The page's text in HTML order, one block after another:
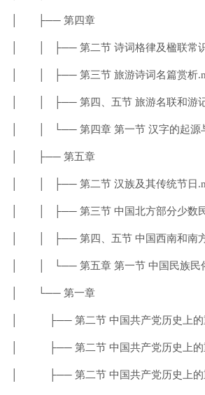
│ ├── 第四章
│ │ ├── 第二节 诗词格律及楹联常
│ │ ├── 第三节 旅游诗词名篇赏析
│ │ ├── 第四、五节 旅游名联和游记
│ │ └── 第四章 第一节 汉字的起源
│ ├── 第五章
│ │ ├── 第二节 汉族及其传统节日
│ │ ├── 第三节 中国北方部分少数
│ │ ├── 第四、五节 中国西南和南方
│ │ └── 第五章 第一节 中国民族民
│ └── 第一章
│ ├── 第二节 中国共产党历史上的
│ ├── 第二节 中国共产党历史上的
│ ├── 第二节 中国共产党历史上的